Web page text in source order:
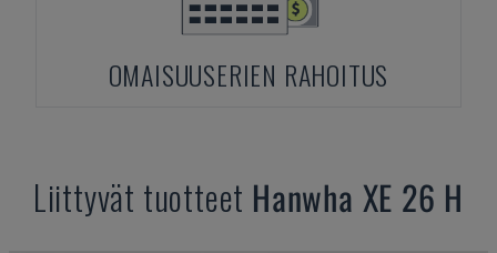
OMAISUUSERIEN RAHOITUS
Liittyvät tuotteet Hanwha XE 26 H